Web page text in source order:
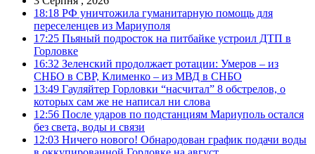
18:18 РФ уничтожила гуманитарную помощь для
переселенцев из Мариуполя
17:25 Пьяный подросток на питбайке устроил ДТП в
Горловке
16:32 Зеленский продолжает ротации: Умеров – из
СНБО в СВР, Клименко – из МВД в СНБО
13:49 Гауляйтер Горловки “насчитал” 8 обстрелов, о
которых сам же не написал ни слова
12:56 После ударов по подстанциям Мариуполь остался
без света, воды и связи
12:03 Ничего нового! Обнародован график подачи воды